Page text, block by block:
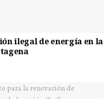
ilegal de energía en la